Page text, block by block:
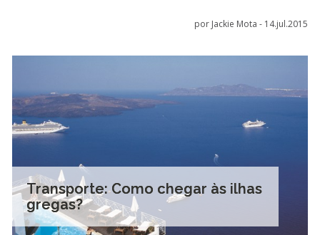
por Jackie Mota - 14.jul.2015
Transporte: Como chegar às ilhas
gregas?